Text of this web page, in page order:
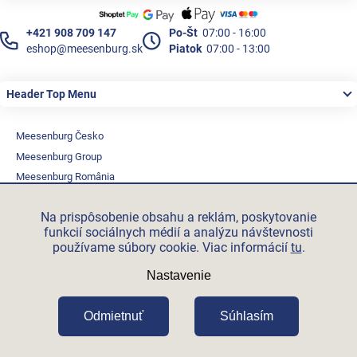
Na prispôsobenie obsahu a reklám, poskytovanie
funkcií sociálnych médií a analýzu návštevnosti
používame súbory cookie. Viac informácií tu.
Nastavenie
Odmietnuť Súhlasím
+421 908 709 147
eshop@meesenburg.sk
Po-Št 07:00 - 16:00
Piatok 07:00 - 13:00
Header Top Menu
Meesenburg Česko
Meesenburg Group
Meesenburg România
Triotherm.cz
Stroxx.cz
Certifikovaní partneři
Vytvoril Shoptet Premium Copyright 2026Meesenburg.sk